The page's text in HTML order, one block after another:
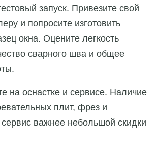
запуск. Привезите свой
и попросите изготовить
окна. Оцените легкость
сварного шва и общее
на оснастке и сервисе. Наличие
плит, фрез и
важнее небольшой скидки